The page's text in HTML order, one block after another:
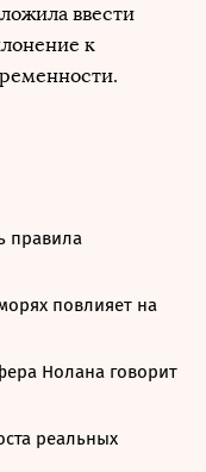
ввести
к
правила
повлияет на
Нолана говорит
реальных